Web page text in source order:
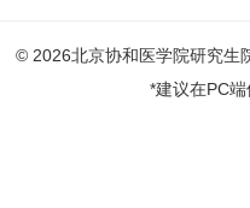
© 2026北京协和医学院研究生
*建议在PC